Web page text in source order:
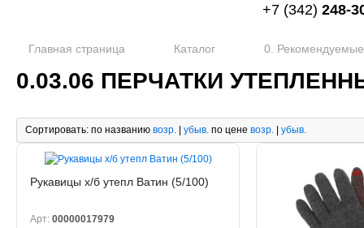
+7 (342) 248-
Главная страница Каталог 0.
0.03.06 ПЕРЧАТКИ
Сортировать: по названию возр. | убыв. по цене возр. | убыв.
Рукавицы х/б утепл Ватин (5/100)
Арт: 00000017979